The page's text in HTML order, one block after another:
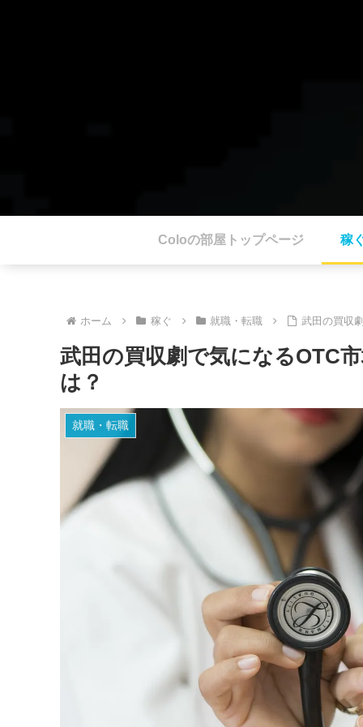
Coloの部屋トップページ 稼
ホーム 稼ぐ 就職・転職 武田の買収
武田の買収劇で気になるOTC
は？
就職・転職